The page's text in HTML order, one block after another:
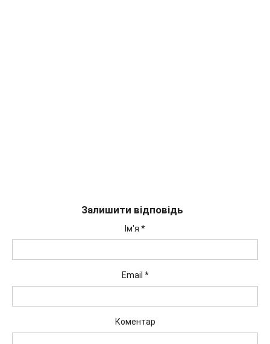
Залишити відповідь
Ім'я *
Email *
Коментар